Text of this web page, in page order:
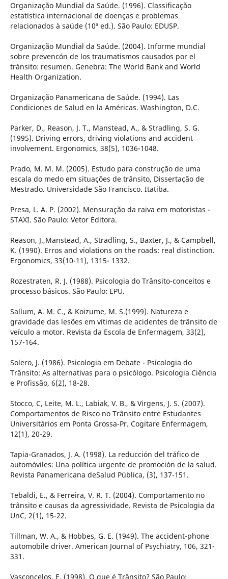
Organização Mundial da Saúde. (1996). Classificação
estatística internacional de doenças e problemas
relacionados à saúde (10ª ed.). São Paulo: EDUSP.
Organização Mundial da Saúde. (2004). Informe mundial
sobre prevencón de los traumatismos causados por el
tránsito: resumen. Genebra: The World Bank and World
Health Organization.
Organização Panamericana de Saúde. (1994). Las
Condiciones de Salud en la Américas. Washington, D.C.
Parker, D., Reason, J. T., Manstead, A., & Stradling, S. G.
(1995). Driving errors, driving violations and accident
involvement. Ergonomics, 38(5), 1036-1048.
Prado, M. M. M. (2005). Estudo para construção de uma
escala do medo em situações de trânsito, Dissertação de
Mestrado. Universidade São Francisco. Itatiba.
Presa, L. A. P. (2002). Mensuração da raiva em motoristas -
STAXI. São Paulo: Vetor Editora.
Reason, J.,Manstead, A., Stradling, S., Baxter, J., & Campbell,
K. (1990). Erros and violations on the roads: real distinction.
Ergonomics, 33(10-11), 1315- 1332.
Rozestraten, R. J. (1988). Psicologia do Trânsito-conceitos e
processo básicos. São Paulo: EPU.
Sallum, A. M. C., & Koizume, M. S.(1999). Natureza e
gravidade das lesões em vítimas de acidentes de trânsito de
veículo a motor. Revista da Escola de Enfermagem, 33(2),
157-164.
Solero, J. (1986). Psicologia em Debate - Psicologia do
Trânsito: As alternativas para o psicólogo. Psicologia Ciência
e Profissão, 6(2), 18-28.
Stocco, C, Leite, M. L., Labiak, V. B., & Virgens, J. S. (2007).
Comportamentos de Risco no Trânsito entre Estudantes
Universitários em Ponta Grossa-Pr. Cogitare Enfermagem,
12(1), 20-29.
Tapia-Granados, J. A. (1998). La reducción del tráfico de
automóviles: Una política urgente de promoción de la salud.
Revista Panamericana deSalud Pública, (3), 137-151.
Tebaldi, E., & Ferreira, V. R. T. (2004). Comportamento no
trânsito e causas da agressividade. Revista de Psicologia da
UnC, 2(1), 15-22.
Tillman, W. A., & Hobbes, G. E. (1949). The accident-phone
automobile driver. American Journal of Psychiatry, 106, 321-
331.
Vasconcelos, E. (1998). O que é Trânsito? São Paulo: